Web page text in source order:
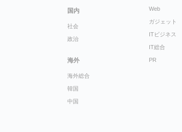
国内
社会
政治
海外
海外総合
韓国
中国
Web
ガジェット
ITビジネス
IT総合
PR